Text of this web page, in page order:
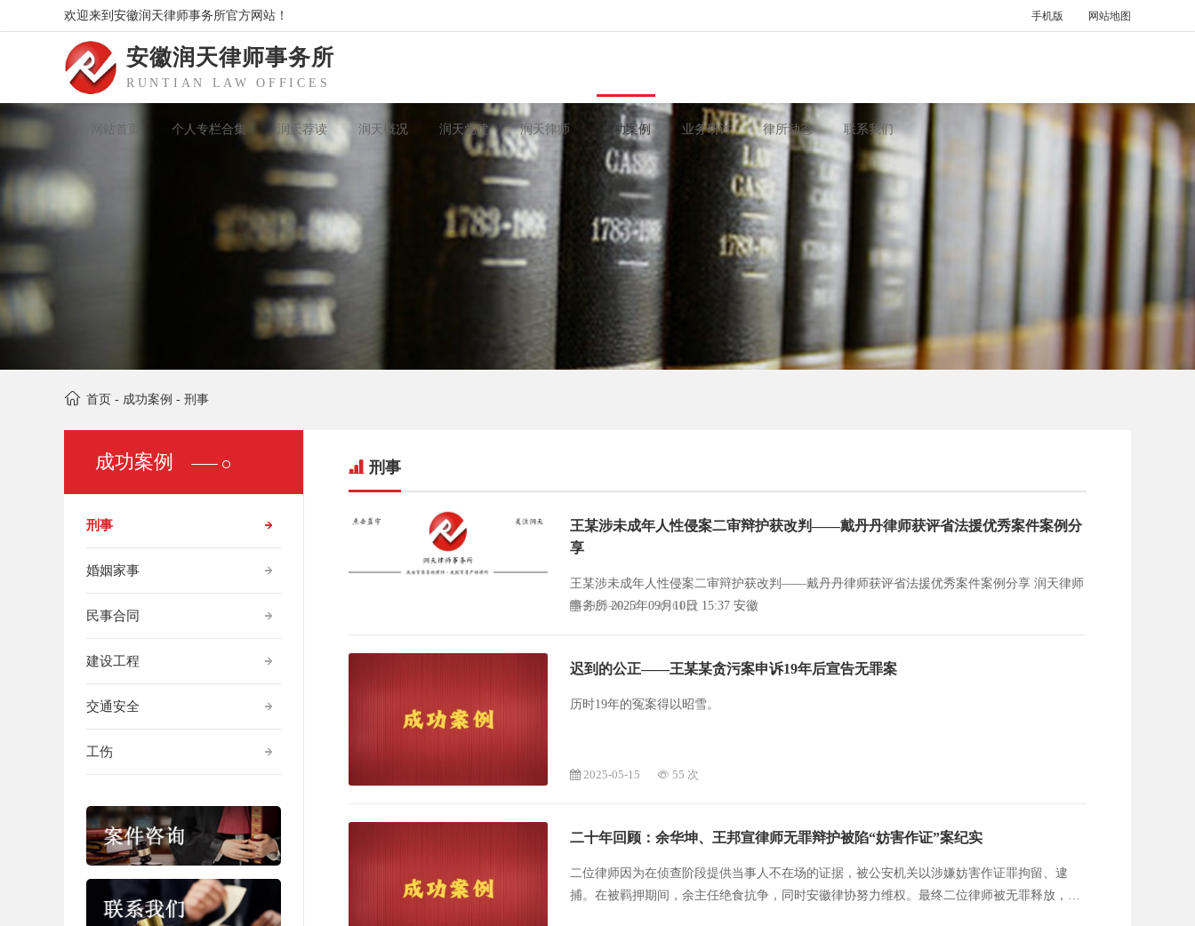
欢迎来到安徽润天律师事务所官方网站！ 手机版 网站地图
安徽润天律师事务所
RUNTIAN LAW OFFICES
网站首页 个人专栏合集 润天荐读 润天概况 润天党建 润天律师 成功案例 业务研讨 律所动态 联系我们
首页 - 成功案例 - 刑事
成功案例
刑事
婚姻家事
民事合同
建设工程
交通安全
工伤
刑事
王某涉未成年人性侵案二审辩护获改判——戴丹丹律师获评省法援优秀案件案例分
享
王某涉未成年人性侵案二审辩护获改判——戴丹丹律师获评省法援优秀案件案例分享 润天律师
事务所 2025年09月10日 15:37 安徽
2025-09-10 61 次
迟到的公正——王某某贪污案申诉19年后宣告无罪案
历时19年的冤案得以昭雪。
2025-05-15 55 次
二十年回顾：余华坤、王邦宣律师无罪辩护被陷“妨害作证”案纪实
二位律师因为在侦查阶段提供当事人不在场的证据，被公安机关以涉嫌妨害作证罪拘留、逮
捕。在被羁押期间，余主任绝食抗争，同时安徽律协努力维权。最终二位律师被无罪释放，当